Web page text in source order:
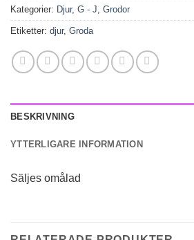
Kategorier: Djur, G - J, Grodor
Etiketter: djur, Groda
BESKRIVNING
YTTERLIGARE INFORMATION
Säljes omålad